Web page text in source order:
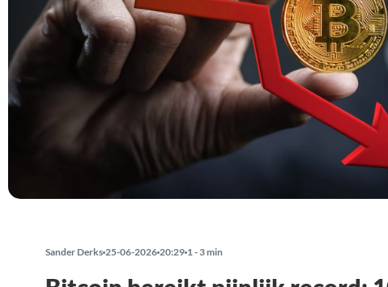
Sander Derks 25-06-2026 20:29 1 - 3 min